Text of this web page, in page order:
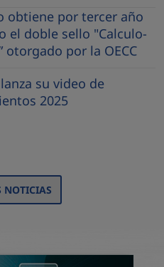
obtiene por tercer año
el doble sello "Calculo-
otorgado por la OECC
su video de
2025
NOTICIAS